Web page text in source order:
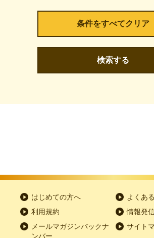
検索する
はじめての方へ
よくあ
利用規約
情報発
メールマガジンバックナ
ンバー
サイト